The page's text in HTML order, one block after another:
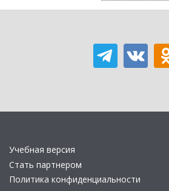
Учебная версия
Стать партнером
Политика конфиденциальности